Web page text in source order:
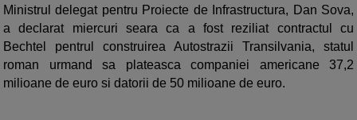
Ministrul delegat pentru Proiecte de Infrastructura, Dan Sova,
a declarat miercuri seara ca a fost reziliat contractul cu
Bechtel pentrul construirea Autostrazii Transilvania, statul
roman urmand sa plateasca companiei americane 37,2
milioane de euro si datorii de 50 milioane de euro.